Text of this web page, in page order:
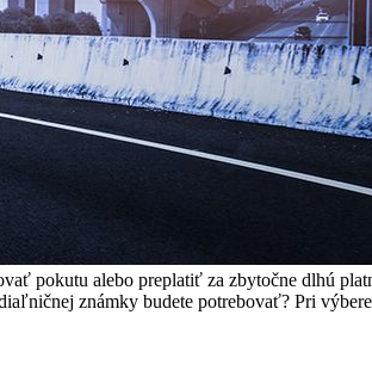
pokutu alebo preplatiť za zbytočne dlhú
známky budete potrebovať? Pri